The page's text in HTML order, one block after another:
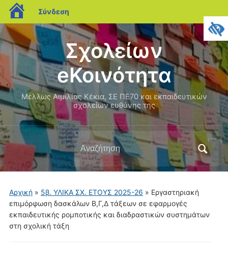
blogs.sch.gr
Σύνδεση
Σχολείων
eΚοινότητα
Μέλλως Αιμιλίας Κέκια, ΣΕ ΠΕ70 και εκπαιδευτικών
σχολείων ευθύνης της
Αναζήτηση
για:
Αρχική» 5β. ΥΛΙΚΑ ΣΧ. ΕΤΟΥΣ 2025-26 » Εργαστηριακή
επιμόρφωση δασκάλων Β,Γ,Δ τάξεων σε εφαρμογές
εκπαιδευτικής ρομποτικής και διαδραστικών συστημάτων
στη σχολική τάξη